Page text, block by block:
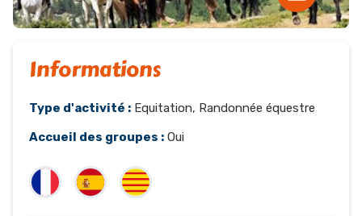
Informations
Type d'activité : Equitation, Randonnée équestre
Accueil des groupes : Oui